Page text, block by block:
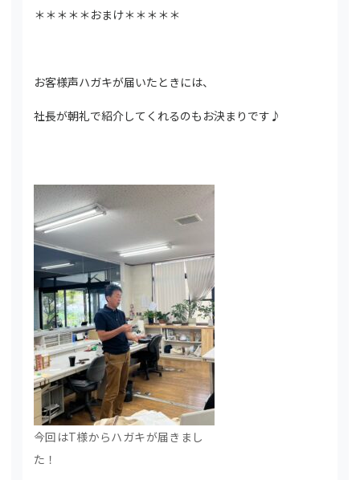
＊＊＊＊＊おまけ＊＊＊＊＊
お客様声ハガキが届いたときには、
社長が朝礼で紹介してくれるのもお決まりです♪
今回はT様からハガキが届きまし
た！